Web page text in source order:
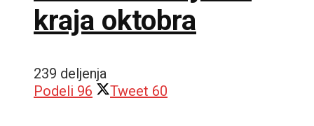
kraja oktobra
239 deljenja
Podeli 96 Tweet 60